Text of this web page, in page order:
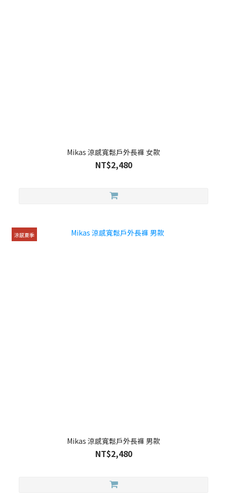
Mikas 涼感寬鬆戶外長褲 女款
NT$2,480
涼感夏季
Mikas 涼感寬鬆戶外長褲 男款
NT$2,480